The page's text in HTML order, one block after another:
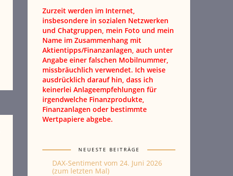
Zurzeit werden im Internet,
insbesondere in sozialen Netzwerken
und Chatgruppen, mein Foto und mein
Name im Zusammenhang mit
Aktientipps/Finanzanlagen, auch unter
Angabe einer falschen Mobilnummer,
missbräuchlich verwendet. Ich weise
ausdrücklich darauf hin, dass ich
keinerlei Anlageempfehlungen für
irgendwelche Finanzprodukte,
Finanzanlagen oder bestimmte
Wertpapiere abgebe.
NEUESTE BEITRÄGE
DAX-Sentiment vom 24. Juni 2026
(zum letzten Mal)